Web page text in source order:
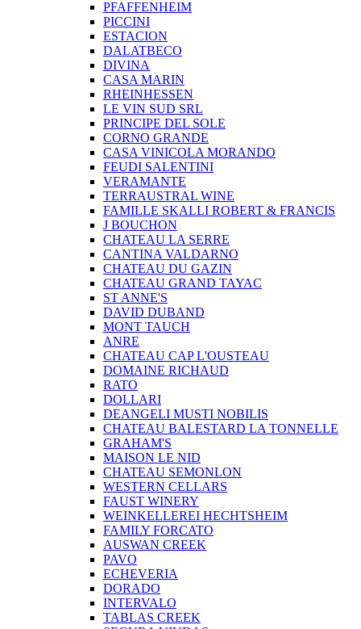
PFAFFENHEIM
PICCINI
ESTACION
DALATBECO
DIVINA
CASA MARIN
RHEINHESSEN
LE VIN SUD SRL
PRINCIPE DEL SOLE
CORNO GRANDE
CASA VINICOLA MORANDO
FEUDI SALENTINI
VERAMANTE
TERRAUSTRAL WINE
FAMILLE SKALLI ROBERT & FRANCIS
J BOUCHON
CHATEAU LA SERRE
CANTINA VALDARNO
CHATEAU DU GAZIN
CHATEAU GRAND TAYAC
ST ANNE'S
DAVID DUBAND
MONT TAUCH
ANRE
CHATEAU CAP L'OUSTEAU
DOMAINE RICHAUD
RATO
DOLLARI
DEANGELI MUSTI NOBILIS
CHATEAU BALESTARD LA TONNELLE
GRAHAM'S
MAISON LE NID
CHATEAU SEMONLON
WESTERN CELLARS
FAUST WINERY
WEINKELLEREI HECHTSHEIM
FAMILY FORCATO
AUSWAN CREEK
PAVO
ECHEVERIA
DORADO
INTERVALO
TABLAS CREEK